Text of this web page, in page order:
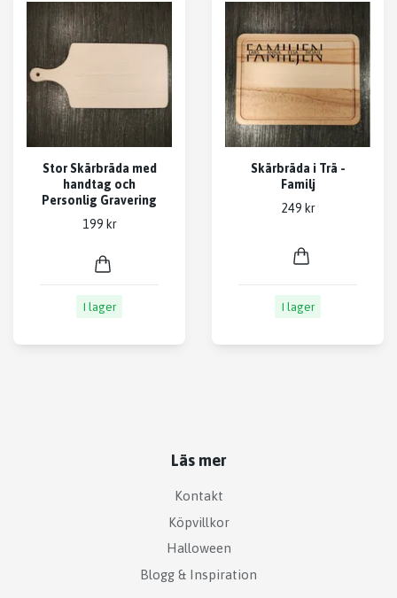
Stor Skärbräda med
handtag och
Personlig Gravering
199 kr
I lager
Skärbräda i Trä -
Familj
249 kr
I lager
Läs mer
Kontakt
Köpvillkor
Halloween
Blogg & Inspiration